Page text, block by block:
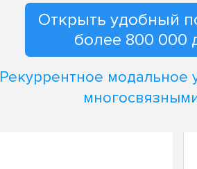
Открыть удобный
более 800 000
Рекуррентное